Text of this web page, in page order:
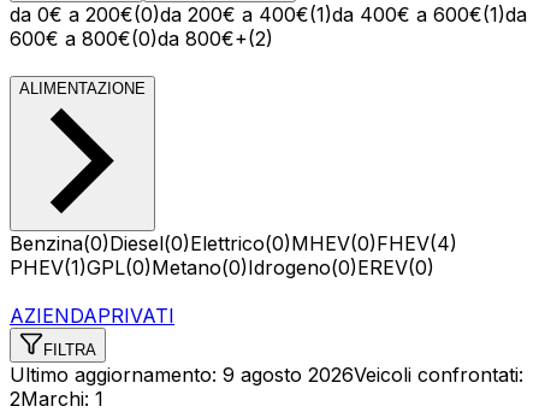
da 0€ a 200€(0)da 200€ a 400€(1)da 400€ a 600€(1)da
600€ a 800€(0)da 800€+(2)
ALIMENTAZIONE
Benzina(0)Diesel(0)Elettrico(0)MHEV(0)FHEV(4)
PHEV(1)GPL(0)Metano(0)Idrogeno(0)EREV(0)
AZIENDAPRIVATI
FILTRA
Ultimo aggiornamento: 9 agosto 2026Veicoli confrontati:
2Marchi: 1